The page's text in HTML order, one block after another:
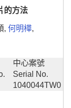
的方法
, 何明樺,
中心案號
Serial No.
1040044TW0